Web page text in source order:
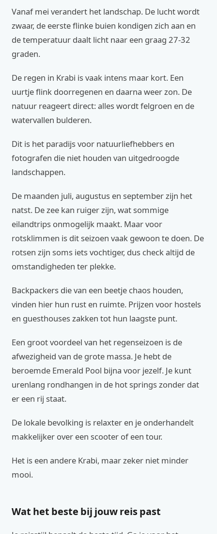
Vanaf mei verandert het landschap. De lucht wordt
zwaar, de eerste flinke buien kondigen zich aan en
de temperatuur daalt licht naar een graag 27-32
graden.
De regen in Krabi is vaak intens maar kort. Een
uurtje flink doorregenen en daarna weer zon. De
natuur reageert direct: alles wordt felgroen en de
watervallen bulderen.
Dit is het paradijs voor natuurliefhebbers en
fotografen die niet houden van uitgedroogde
landschappen.
De maanden juli, augustus en september zijn het
natst. De zee kan ruiger zijn, wat sommige
eilandtrips onmogelijk maakt. Maar voor
rotsklimmen is dit seizoen vaak gewoon te doen. De
rotsen zijn soms iets vochtiger, dus check altijd de
omstandigheden ter plekke.
Backpackers die van een beetje chaos houden,
vinden hier hun rust en ruimte. Prijzen voor hostels
en guesthouses zakken tot hun laagste punt.
Een groot voordeel van het regenseizoen is de
afwezigheid van de grote massa. Je hebt de
beroemde Emerald Pool bijna voor jezelf. Je kunt
urenlang rondhangen in de hot springs zonder dat
er een rij staat.
De lokale bevolking is relaxter en je onderhandelt
makkelijker over een scooter of een tour.
Het is een andere Krabi, maar zeker niet minder
mooi.
Wat het beste bij jouw reis past